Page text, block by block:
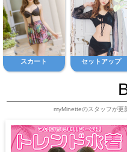
スカート セットアップ
myMinetteのスタッフが